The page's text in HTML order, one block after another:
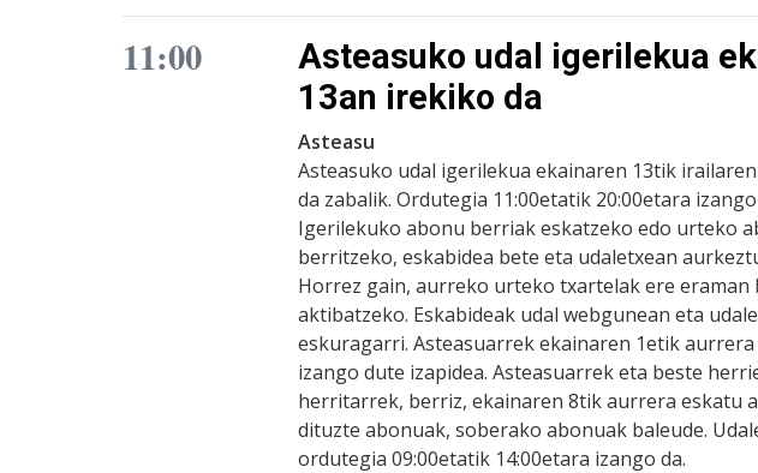
11:00
Asteasuko udal igerilekua
13an irekiko da
Asteasu
Asteasuko udal igerilekua ekainaren 13tik
da zabalik. Ordutegia 11:00etatik 20:00etara izango
Igerilekuko abonu berriak eskatzeko edo urteko
berritzeko, eskabidea bete eta udaletxean
Horrez gain, aurreko urteko txartelak ere eraman
aktibatzeko. Eskabideak udal webgunean eta
eskuragarri. Asteasuarrek ekainaren 1etik aurrera
izango dute izapidea. Asteasuarrek eta beste
herritarrek, berriz, ekainaren 8tik aurrera eskatu
dituzte abonuak, soberako abonuak baleude.
ordutegia 09:00etatik 14:00etara izango da.